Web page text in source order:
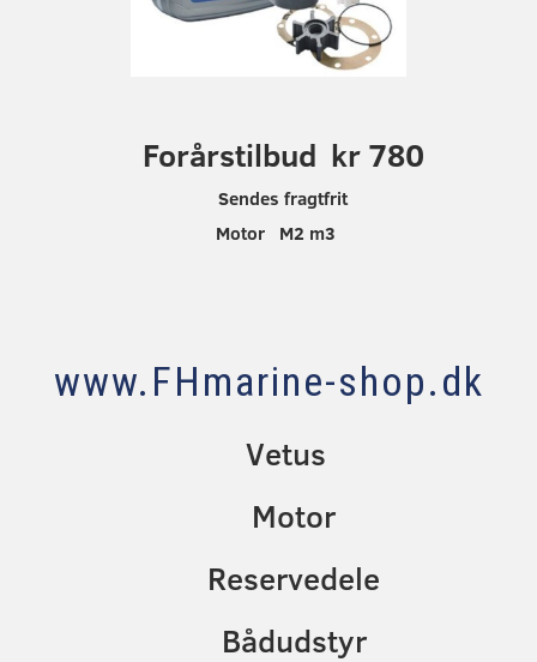
Forårstilbud kr 780
Sendes fragtfrit
Motor M2 m3
www.FHmarine-shop.dk
Vetus
Motor
Reservedele
Bådudstyr